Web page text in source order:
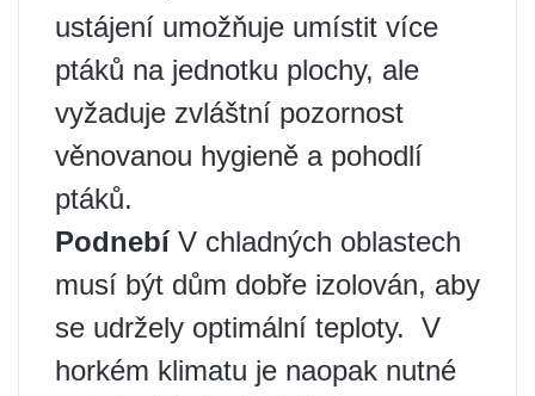
ustájení umožňuje umístit více
ptáků na jednotku plochy, ale
vyžaduje zvláštní pozornost
věnovanou hygieně a pohodlí
ptáků.
PodnebíV chladných oblastech
musí být dům dobře izolován, aby
se udržely optimální teploty. ️ V
horkém klimatu je naopak nutné